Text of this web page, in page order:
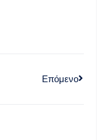
Επόμενο